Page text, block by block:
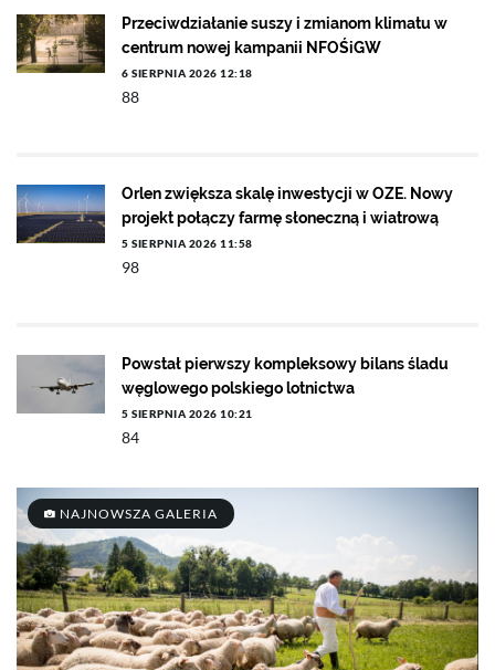
Przeciwdziałanie suszy i zmianom klimatu w
centrum nowej kampanii NFOŚiGW
6 SIERPNIA 2026 12:18
88
Orlen zwiększa skalę inwestycji w OZE. Nowy
projekt połączy farmę słoneczną i wiatrową
5 SIERPNIA 2026 11:58
98
Powstał pierwszy kompleksowy bilans śladu
węglowego polskiego lotnictwa
5 SIERPNIA 2026 10:21
84
NAJNOWSZA GALERIA